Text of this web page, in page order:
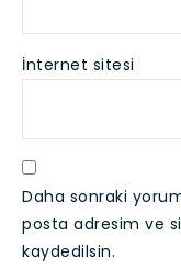
İnternet sitesi
Daha sonraki
posta adresim ve
kaydedilsin.